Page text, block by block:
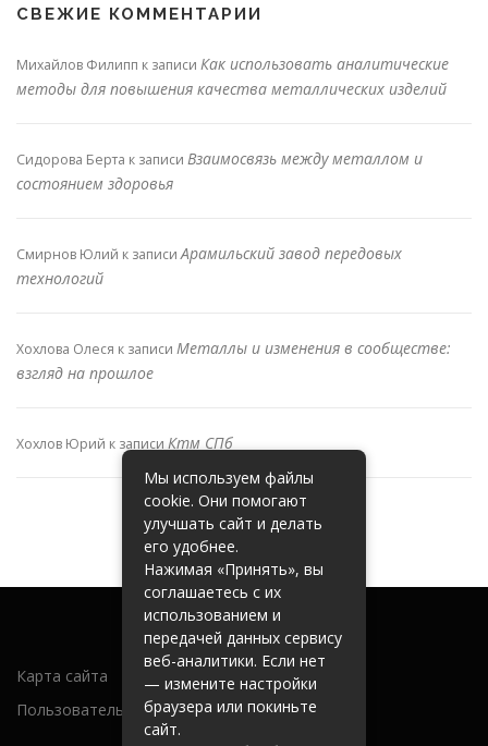
СВЕЖИЕ КОММЕНТАРИИ
Михайлов Филипп к записи Как использовать аналитические
методы для повышения качества металлических изделий
Сидорова Берта к записи Взаимосвязь между металлом и
состоянием здоровья
Смирнов Юлий к записиАрамильский завод передовых
технологий
Хохлова Олеся к записи Металлы и изменения в сообществе:
взгляд на прошлое
Хохлов Юрий к записи Ктм СПб
Карта сайта
Пользовательское соглашение
Мы используем файлы
cookie. Они помогают
улучшать сайт и делать
его удобнее.
Нажимая «Принять», вы
соглашаетесь с их
использованием и
передачей данных сервису
веб-аналитики. Если нет
— измените настройки
браузера или покиньте
сайт.